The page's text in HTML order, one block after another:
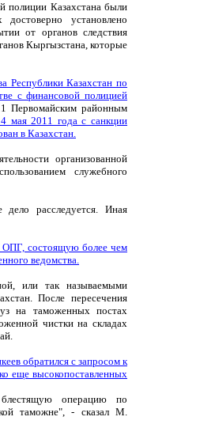
полиции Казахстана были
установлено
от органов следствия
Кыргызстана, которые
Республики Казахстан по
с финансовой полицией
Первомайским районным
мая 2011 года с санкции
в Казахстан.
организованной
служебного
расследуется. Иная
ОПГ, состоящую более чем
ведомства.
или так называемыми
После пересечения
на таможенных постах
чистки на складах
обратился с запросом к
еще высокопоставленных
операцию по
таможне", - сказал М.